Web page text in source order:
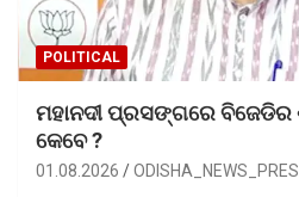
POLITICAL
ମହାନଦୀ ପ୍ରସଙ୍ଗରେ ବିଜେଡିର
କେବେ ?
01.08.2026